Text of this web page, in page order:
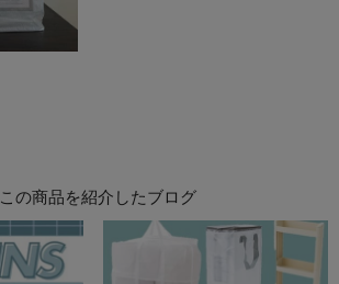
この商品を紹介したブログ